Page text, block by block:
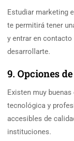
Estudiar marketing
te permitirá tener
y entrar en
desarrollarte.
9. Opciones
Existen muy
tecnológica y
accesibles de
instituciones.